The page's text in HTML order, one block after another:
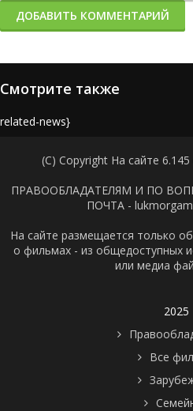
ДОБАВИТЬ КОММЕНТАРИЙ
Смотрите также
news}
(C) Copyright На сайте
ПРАВООБЛАДАТЕЛЯМ И ПО
ПОЧТА -
На сайте размещается только
о фильмах - из общедоступных
или медиа
2025
Все